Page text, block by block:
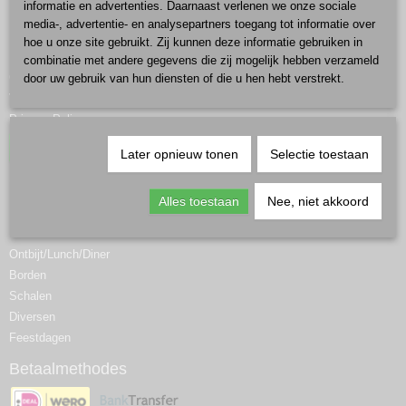
Informatie
Informatie
Contact
Voorwaarden
Privacy Policy
Ontbijt/Lunch/Diner
Borden
Schalen
Diversen
Feestdagen
Betaalmethodes
informatie en advertenties. Daarnaast verlenen we onze sociale
media-, advertentie- en analysepartners toegang tot informatie over
hoe u onze site gebruikt. Zij kunnen deze informatie gebruiken in
combinatie met andere gegevens die zij mogelijk hebben verzameld
door uw gebruik van hun diensten of die u hen hebt verstrekt.
Later opnieuw tonen Selectie toestaan
Alles toestaan Nee, niet akkoord